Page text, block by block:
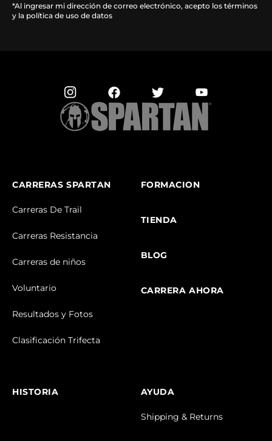
*Al ingresar mi dirección de correo electrónico, acepto los términos
y la política de uso de datos
CARRERAS SPARTAN
Carreras De Trail
Carreras Resistancia
Carreras de niños
Voluntario
Resultados y Fotos
Clasificación Trifecta
FORMACION
TIENDA
BLOG
CARRERA AHORA
HISTORIA AYUDA
Shipping & Returns